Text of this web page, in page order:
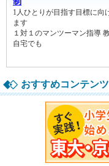
おすすめコンテンツ